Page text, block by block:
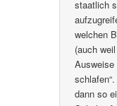
staatlich
welchen
(auch
dann so